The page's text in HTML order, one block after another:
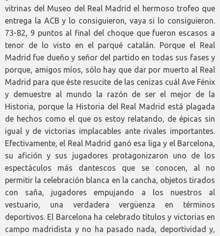
vitrinas del Museo del Real Madrid el hermoso trofeo que
entrega la ACB y lo consiguieron, vaya si lo consiguieron.
73-82, 9 puntos al final del choque que fueron escasos a
tenor de lo visto en el parqué catalán. Porque el Real
Madrid fue dueño y señor del partido en todas sus fases y
porque, amigos míos, sólo hay que dar por muerto al Real
Madrid para que éste resucite de las cenizas cuál Ave Fénix
y demuestre al mundo la razón de ser el mejor de la
Historia, porque la Historia del Real Madrid está plagada
de hechos como el que os estoy relatando, de épicas sin
igual y de victorias implacables ante rivales importantes.
Efectivamente, el Real Madrid ganó esa liga y el Barcelona,
su afición y sus jugadores protagonizaron uno de los
espectáculos más dantescos que se conocen, al no
permitir la celebración blanca en la cancha, objetos tirados
con saña, jugadores empujando a los nuestros al
vestuario, una verdadera vergüenza en términos
deportivos. El Barcelona ha celebrado títulos y victorias en
campo madridista y no ha pasado nada, deportividad y,